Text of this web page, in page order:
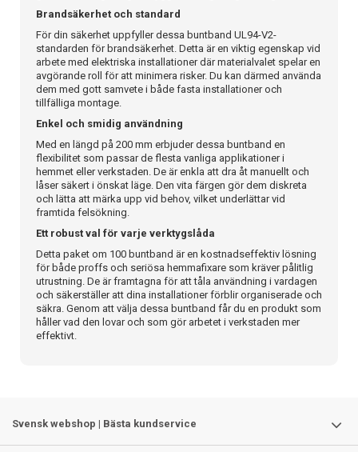
Brandsäkerhet och standard
För din säkerhet uppfyller dessa buntband UL94-V2-
standarden för brandsäkerhet. Detta är en viktig egenskap vid
arbete med elektriska installationer där materialvalet spelar en
avgörande roll för att minimera risker. Du kan därmed använda
dem med gott samvete i både fasta installationer och
tillfälliga montage.
Enkel och smidig användning
Med en längd på 200 mm erbjuder dessa buntband en
flexibilitet som passar de flesta vanliga applikationer i
hemmet eller verkstaden. De är enkla att dra åt manuellt och
låser säkert i önskat läge. Den vita färgen gör dem diskreta
och lätta att märka upp vid behov, vilket underlättar vid
framtida felsökning.
Ett robust val för varje verktygslåda
Detta paket om 100 buntband är en kostnadseffektiv lösning
för både proffs och seriösa hemmafixare som kräver pålitlig
utrustning. De är framtagna för att tåla användning i vardagen
och säkerställer att dina installationer förblir organiserade och
säkra. Genom att välja dessa buntband får du en produkt som
håller vad den lovar och som gör arbetet i verkstaden mer
effektivt.
Svensk webshop | Bästa kundservice